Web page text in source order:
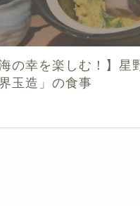
海の幸を楽しむ！】星
界玉造」の食事